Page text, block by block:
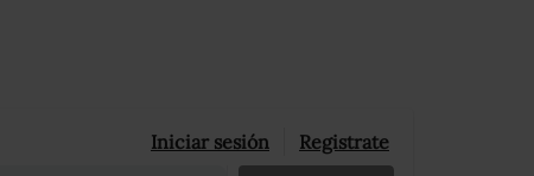
Iniciar sesión Registrate